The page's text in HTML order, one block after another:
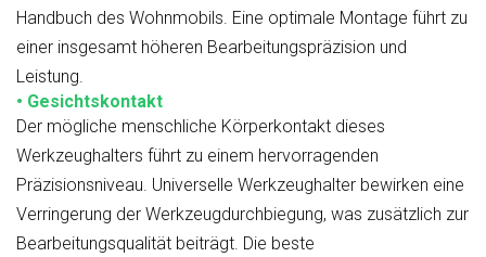
Handbuch des Wohnmobils. Eine optimale Montage führt zu
einer insgesamt höheren Bearbeitungspräzision und
Leistung.
• Gesichtskontakt
Der mögliche menschliche Körperkontakt dieses
Werkzeughalters führt zu einem hervorragenden
Präzisionsniveau. Universelle Werkzeughalter bewirken eine
Verringerung der Werkzeugdurchbiegung, was zusätzlich zur
Bearbeitungsqualität beiträgt. Die beste